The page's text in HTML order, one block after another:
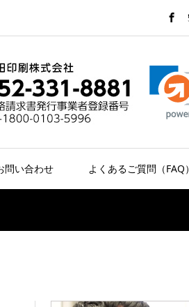
問い合わせ よくあるご質問（FAQ）